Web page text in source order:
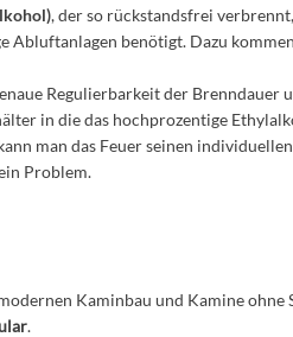
, der so rückstandsfrei
Abluftanlagen benötigt. Dazu
Regulierbarkeit der Brenndauer
in die das hochprozentige
man das Feuer seinen
Problem.
Kaminbau und Kamine ohne
.